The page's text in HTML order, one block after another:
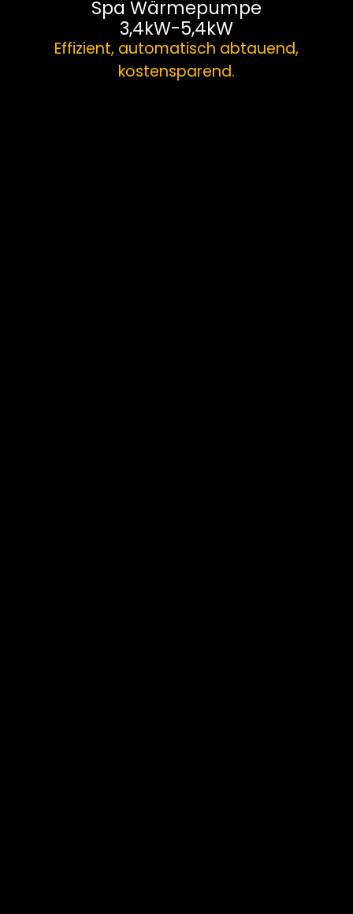
Spa Wärmepumpe
3,4kW-5,4kW
Effizient, automatisch abtauend,
kostensparend.